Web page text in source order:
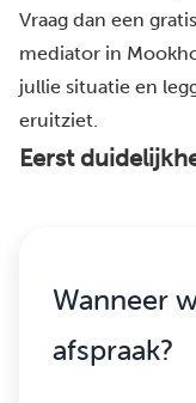
Vraag dan een
mediator in
jullie situatie en
eruitziet.
Eerst
Wanneer
afspraak?